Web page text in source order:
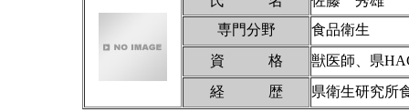
専門分野
食品衛生
資 格
獣医師、県
経 歴
県衛生研究所